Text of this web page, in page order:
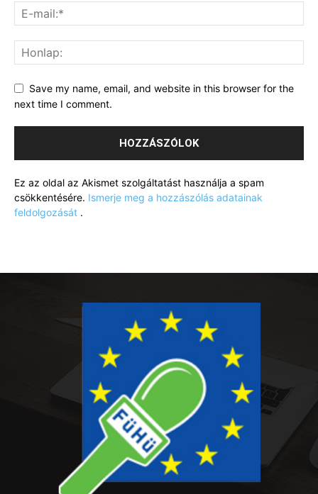
Save my name, email, and website in this browser for the
next time I comment.
Ez az oldal az Akismet szolgáltatást használja a spam
csökkentésére. Ismerje meg a hozzászólás adatainak
feldolgozását .